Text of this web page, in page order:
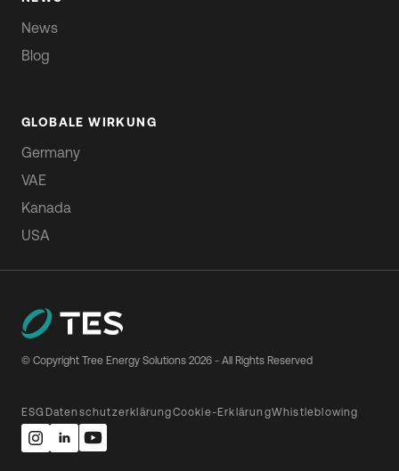
News
Blog
GLOBALE WIRKUNG
Germany
VAE
Kanada
USA
© Copyright Tree Energy Solutions 2026 - All Rights Reserved
ESG DatenschutzerklärungCookie-ErklärungWhistleblowing